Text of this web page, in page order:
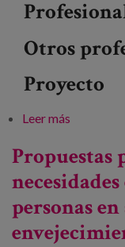
Otros
Proyecto
Leer más
Propuestas
personas